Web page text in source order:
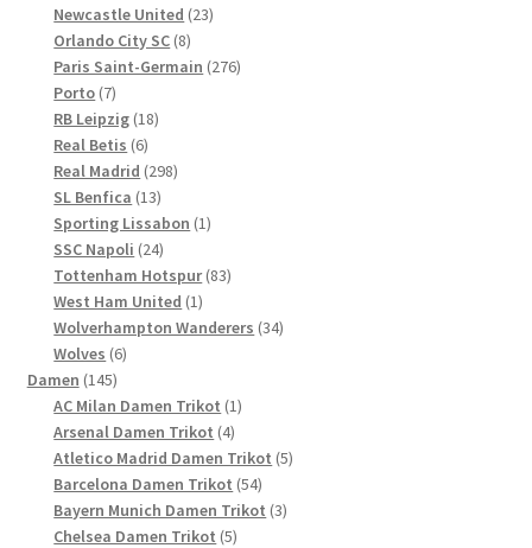
Newcastle United 2323
Orlando City SC 88
Produkte
Paris Saint-Germain 276276
Porto 77
Produkte
RB Leipzig 1818
Real Betis 66
Produkte
Real Madrid 298298
SL Benfica 1313
Produkte
Sporting Lissabon 11
SSC Napoli 2424
Produkte
Tottenham Hotspur 8383
West Ham United 11
Produkt
Wolverhampton Wanderers 3434
Wolves 66
Damen 145145
Produkte
AC Milan Damen Trikot 11
Arsenal Damen Trikot 44
Produkte
Atletico Madrid Damen Trikot 55
Barcelona Damen Trikot 5454
Produkte
Bayern Munich Damen Trikot 33
Chelsea Damen Trikot 55